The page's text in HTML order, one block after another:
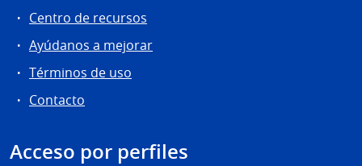
Centro de recursos
Ayúdanos a mejorar
Términos de uso
Contacto
Acceso por perfiles